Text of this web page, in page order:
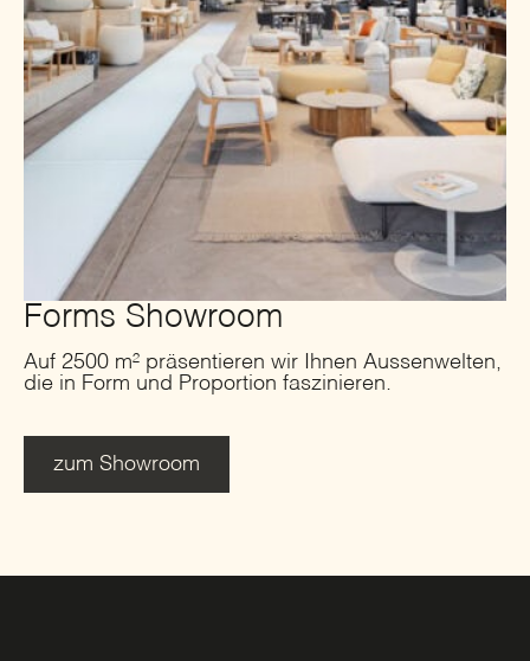
Forms Showroom
Auf 2500 m² präsentieren wir Ihnen Aussenwelten,
die in Form und Proportion faszinieren.
zum Showroom